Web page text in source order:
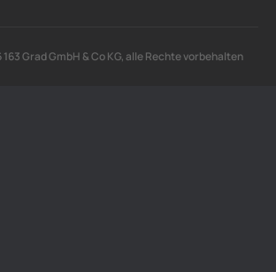
Grad GmbH & Co KG, alle Rechte vorbehalten